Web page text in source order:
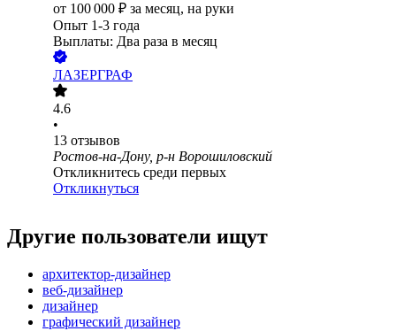
от 100 000 ₽ за месяц, на руки
Опыт 1-3 года
Выплаты: Два раза в месяц
ЛАЗЕРГРАФ
4.6
•
13 отзывов
Ростов-на-Дону, р-н Ворошиловский
Откликнитесь среди первых
Откликнуться
Другие пользователи ищут
архитектор-дизайнер
веб-дизайнер
дизайнер
графический дизайнер